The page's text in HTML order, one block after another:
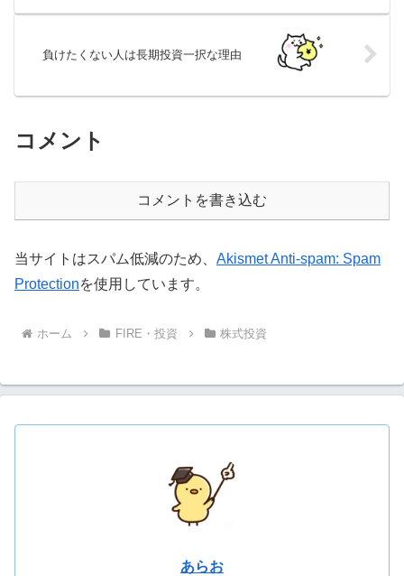
負けたくない人は長期投資一択な理由
コメント
コメントを書き込む
当サイトはスパム低減のため、 Akismet Anti-spam: Spam
Protectionを使用しています。
ホーム FIRE・投資 株式投資
あらお